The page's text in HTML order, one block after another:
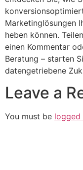
Marketinglösungen
heben können.
einen Kommentar
Beratung – starten
datengetriebene
Leave a
You must be logged